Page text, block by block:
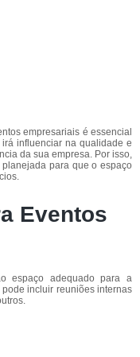
empresariais é essencial
influenciar na qualidade e
da sua empresa. Por isso,
para que o espaço
Eventos
espaço adequado para a
incluir reuniões internas